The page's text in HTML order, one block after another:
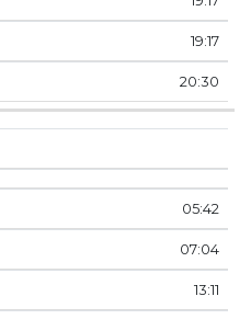
19:17
20:30
05:42
07:04
13:11